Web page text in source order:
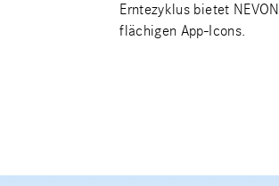
Erntezyklus bietet
flächigen App-Icons.